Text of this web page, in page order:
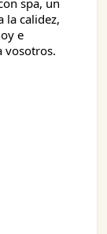
spa, un
la calidez,
e
vosotros.